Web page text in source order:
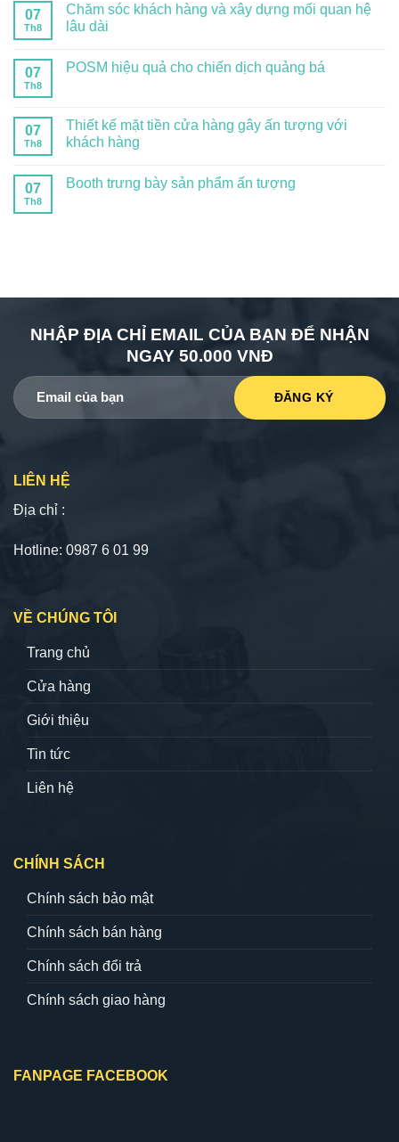
07
Th8
Chăm sóc khách hàng và xây dựng mối quan hệ
lâu dài
07
Th8
POSM hiệu quả cho chiến dịch quảng bá
07
Th8
Thiết kế mặt tiền cửa hàng gây ấn tượng với
khách hàng
07
Th8
Booth trưng bày sản phẩm ấn tượng
NHẬP ĐỊA CHỈ EMAIL CỦA BẠN ĐỂ NHẬN
NGAY 50.000 VNĐ
LIÊN HỆ
Địa chỉ :
Hotline: 0987 6 01 99
VỀ CHÚNG TÔI
Trang chủ
Cửa hàng
Giới thiệu
Tin tức
Liên hệ
CHÍNH SÁCH
Chính sách bảo mật
Chính sách bán hàng
Chính sách đổi trả
Chính sách giao hàng
FANPAGE FACEBOOK